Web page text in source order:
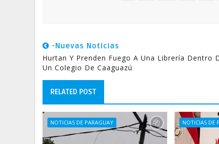
-Nuevas Noticias
Hurtan Y Prenden Fuego A Una Librería Dentro
Un Colegio De Caaguazú
RELATED POST
NOTICIAS DE PARAGUAY NOTICIAS DE